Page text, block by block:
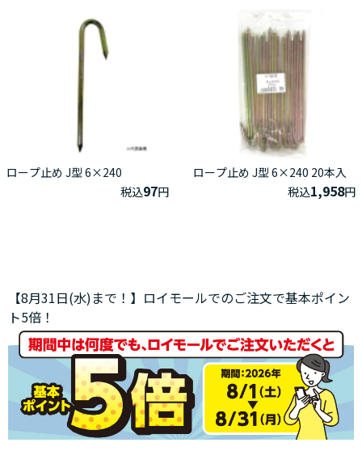
ロープ止め J型 6×240
税込97円
ロープ止め J型 6×240 20本入
税込1,958円
【8月31日(水)まで！】ロイモールでのご注文で基本ポイン
ト5倍！